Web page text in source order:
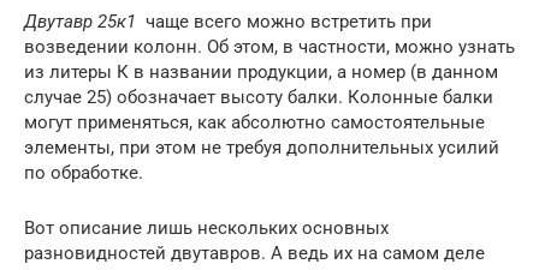
Двутавр 25к1 чаще всего можно встретить при
возведении колонн. Об этом, в частности, можно узнать
из литеры К в названии продукции, а номер (в данном
случае 25) обозначает высоту балки. Колонные балки
могут применяться, как абсолютно самостоятельные
элементы, при этом не требуя дополнительных усилий
по обработке.
Вот описание лишь нескольких основных
разновидностей двутавров. А ведь их на самом деле